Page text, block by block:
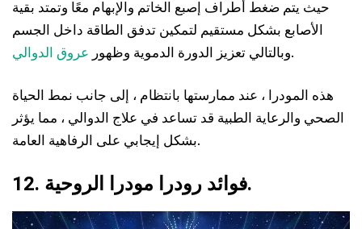
حيث يتم ضغط أطراف إصبع الخاتم والإبهام معًا وتمتد بقية
الأصابع بشكل مستقيم لتمكين تدفق الطاقة داخل الجسم
وبالتالي تعزيز الدورة الدموية وظهور عروق الدوالي .
هذه المودرا ، عند ممارستها بانتظام ، إلى جانب نمط الحياة
الصحي والرعاية الطبية قد تساعد في علاج الدوالي ، مما يؤثر
بشكل إيجابي على الرفاهية العامة.
12. فوائد رودرا مودرا الروحية.